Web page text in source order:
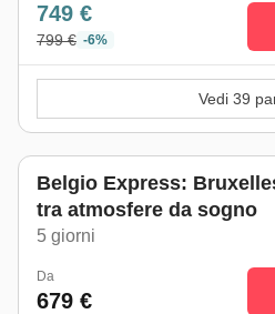
749 €
799 € -6%
Vedi 39
Belgio Express:
tra atmosfere da sogno
5 giorni
Da
679 €